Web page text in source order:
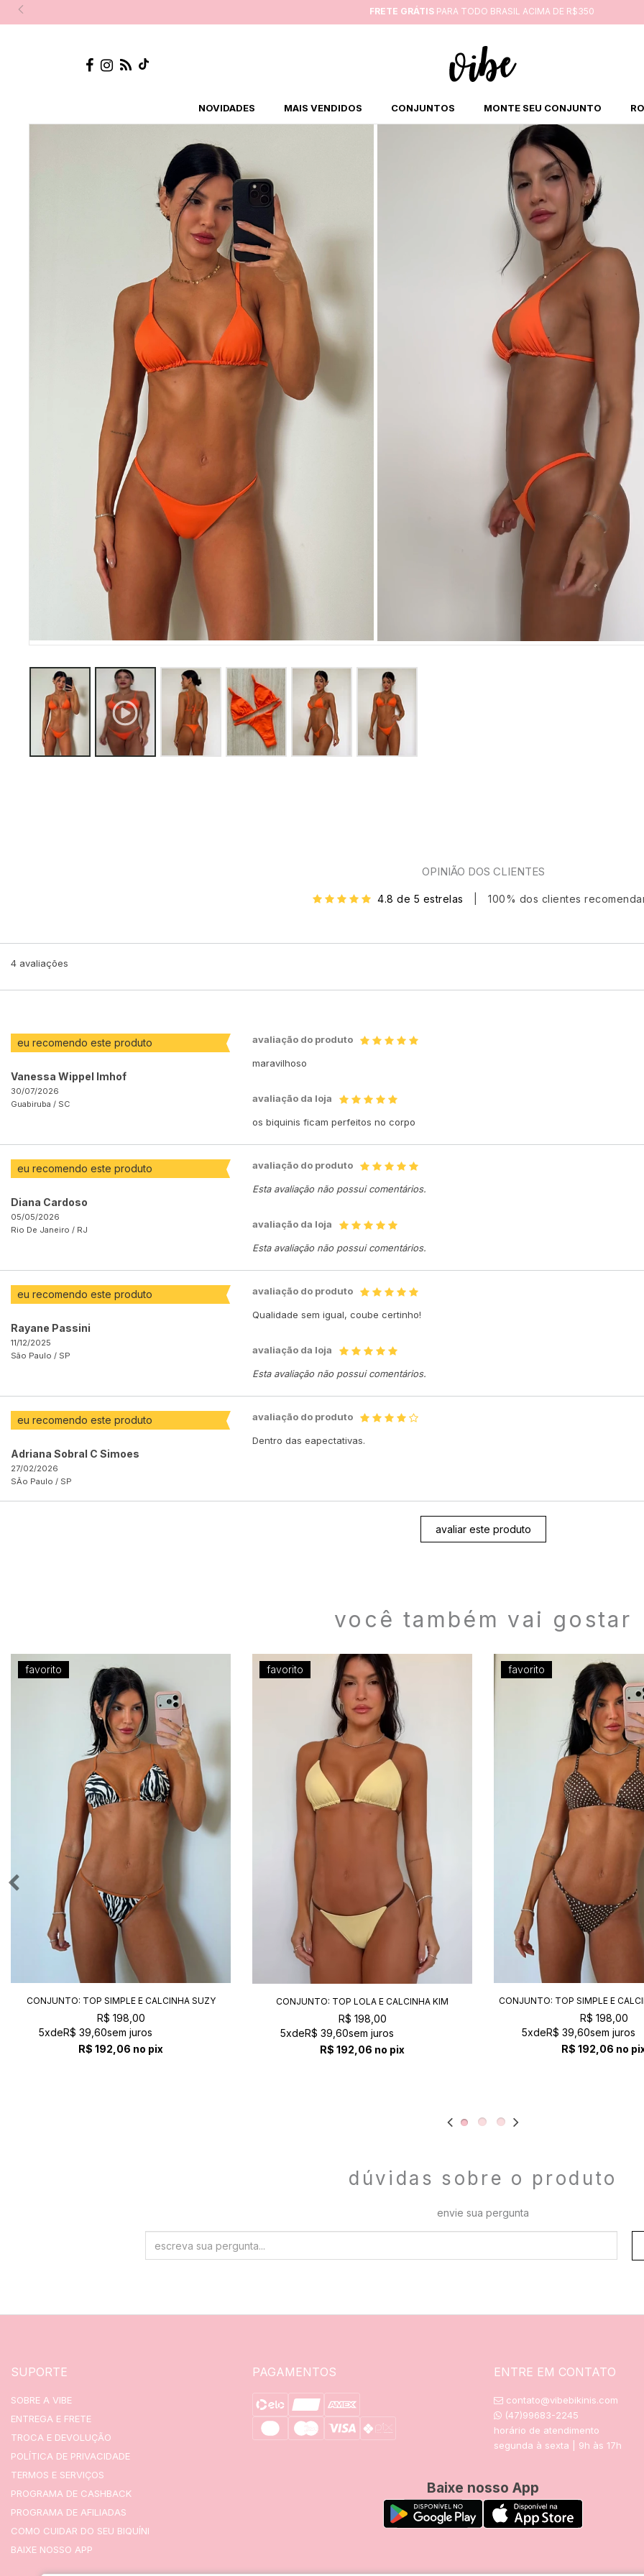
FRETE GRÁTIS PARA TODO BRASIL ACIMA DE R$350
NOVIDADES MAIS VENDIDOS CONJUNTOS MONTE SEU CONJUNTO
OPINIÃO DOS CLIENTES
4.8 de 5 estrelas 100% dos clientes
4 avaliações
eu recomendo este produto
Vanessa Wippel Imhof
30/07/2026
Guabiruba / SC
avaliação do produto
maravilhoso
avaliação da loja
os biquinis ficam perfeitos no corpo
eu recomendo este produto
Diana Cardoso
05/05/2026
Rio De Janeiro / RJ
avaliação do produto
Esta avaliação não possui comentários.
avaliação da loja
Esta avaliação não possui comentários.
eu recomendo este produto
Rayane Passini
11/12/2025
São Paulo / SP
avaliação do produto
Qualidade sem igual, coube certinho!
avaliação da loja
Esta avaliação não possui comentários.
eu recomendo este produto
Adriana Sobral C Simoes
27/02/2026
SÃo Paulo / SP
avaliação do produto
Dentro das eapectativas.
avaliar este produto
você também vai gostar
favorito
CONJUNTO: TOP SIMPLE E CALCINHA SUZY
SAFARI
R$ 198,00
5xdeR$ 39,60sem juros
R$ 192,06 no pix
favorito
CONJUNTO: TOP LOLA E CALCINHA KIM
VANILLA+CAFÉ
R$ 198,00
5xdeR$ 39,60sem juros
R$ 192,06 no pix
favorito
CONJUNTO: TOP SIMPLE E
AMALFI
R$ 198,00
5xdeR$ 39,60sem juros
R$ 192,06 no
dúvidas sobre o produto
envie sua pergunta
Baixe nosso App
SUPORTE
SOBRE A VIBE
ENTREGA E FRETE
TROCA E DEVOLUÇÃO
POLÍTICA DE PRIVACIDADE
TERMOS E SERVIÇOS
PROGRAMA DE CASHBACK
PROGRAMA DE AFILIADAS
COMO CUIDAR DO SEU BIQUÍNI
BAIXE NOSSO APP
PAGAMENTOS ENTRE EM CONTATO
contato@vibebikinis.com
(47)99683-2245
horário de atendimento
segunda à sexta | 9h às 17h